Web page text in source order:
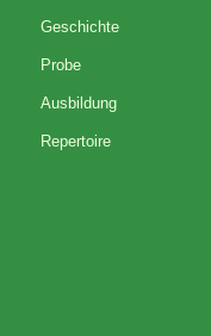
Geschichte
Probe
Ausbildung
Repertoire